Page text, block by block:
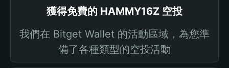
獲得免費的 HAMMY16Z 空投
我們在 Bitget Wallet 的活動區域，為您準
備了各種類型的空投活動